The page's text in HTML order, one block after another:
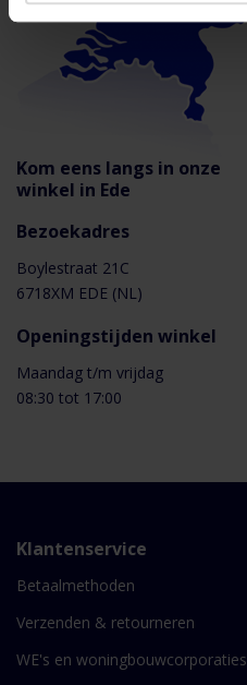
Kom eens langs in onze
winkel in Ede
Bezoekadres
Boylestraat 21C
6718XM EDE (NL)
Openingstijden winkel
Maandag t/m vrijdag
08:30 tot 17:00
Klantenservice
Betaalmethoden
Verzenden & retourneren
WE's en woningbouwcorporaties